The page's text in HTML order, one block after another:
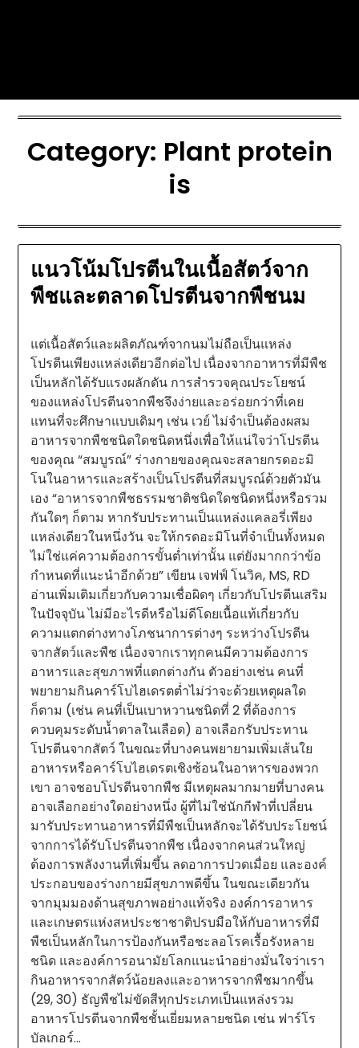
Category: Plant protein
is
แนวโน้มโปรตีนในเนื้อสัตว์จาก
พืชและตลาดโปรตีนจากพืชนม
แต่เนื้อสัตว์และผลิตภัณฑ์จากนมไม่ถือเป็นแหล่ง
โปรตีนเพียงแหล่งเดียวอีกต่อไป เนื่องจากอาหารที่มีพืช
เป็นหลักได้รับแรงผลักดัน การสำรวจคุณประโยชน์
ของแหล่งโปรตีนจากพืชจึงง่ายและอร่อยกว่าที่เคย
แทนที่จะศึกษาแบบเดิมๆ เช่น เวย์ ไม่จำเป็นต้องผสม
อาหารจากพืชชนิดใดชนิดหนึ่งเพื่อให้แน่ใจว่าโปรตีน
ของคุณ “สมบูรณ์” ร่างกายของคุณจะสลายกรดอะมิ
โนในอาหารและสร้างเป็นโปรตีนที่สมบูรณ์ด้วยตัวมัน
เอง “อาหารจากพืชธรรมชาติชนิดใดชนิดหนึ่งหรือรวม
กันใดๆ ก็ตาม หากรับประทานเป็นแหล่งแคลอรี่เพียง
แหล่งเดียวในหนึ่งวัน จะให้กรดอะมิโนที่จำเป็นทั้งหมด
ไม่ใช่แค่ความต้องการขั้นต่ำเท่านั้น แต่ยังมากกว่าข้อ
กำหนดที่แนะนำอีกด้วย” เขียน เจฟฟ์ โนวิค, MS, RD
อ่านเพิ่มเติมเกี่ยวกับความเชื่อผิดๆ เกี่ยวกับโปรตีนเสริม
ในปัจจุบัน ไม่มีอะไรดีหรือไม่ดีโดยเนื้อแท้เกี่ยวกับ
ความแตกต่างทางโภชนาการต่างๆ ระหว่างโปรตีน
จากสัตว์และพืช เนื่องจากเราทุกคนมีความต้องการ
อาหารและสุขภาพที่แตกต่างกัน ตัวอย่างเช่น คนที่
พยายามกินคาร์โบไฮเดรตต่ำไม่ว่าจะด้วยเหตุผลใด
ก็ตาม (เช่น คนที่เป็นเบาหวานชนิดที่ 2 ที่ต้องการ
ควบคุมระดับน้ำตาลในเลือด) อาจเลือกรับประทาน
โปรตีนจากสัตว์ ในขณะที่บางคนพยายามเพิ่มเส้นใย
อาหารหรือคาร์โบไฮเดรตเชิงซ้อนในอาหารของพวก
เขา อาจชอบโปรตีนจากพืช มีเหตุผลมากมายที่บางคน
อาจเลือกอย่างใดอย่างหนึ่ง ผู้ที่ไม่ใช่นักกีฬาที่เปลี่ยน
มารับประทานอาหารที่มีพืชเป็นหลักจะได้รับประโยชน์
จากการได้รับโปรตีนจากพืช เนื่องจากคนส่วนใหญ่
ต้องการพลังงานที่เพิ่มขึ้น ลดอาการปวดเมื่อย และองค์
ประกอบของร่างกายมีสุขภาพดีขึ้น ในขณะเดียวกัน
จากมุมมองด้านสุขภาพอย่างแท้จริง องค์การอาหาร
และเกษตรแห่งสหประชาชาติปรบมือให้กับอาหารที่มี
พืชเป็นหลักในการป้องกันหรือชะลอโรคเรื้อรังหลาย
ชนิด และองค์การอนามัยโลกแนะนำอย่างมั่นใจว่าเรา
กินอาหารจากสัตว์น้อยลงและอาหารจากพืชมากขึ้น
(29, 30) ธัญพืชไม่ขัดสีทุกประเภทเป็นแหล่งรวม
อาหารโปรตีนจากพืชชั้นเยี่ยมหลายชนิด เช่น ฟาร์โร
บัลเกอร์…